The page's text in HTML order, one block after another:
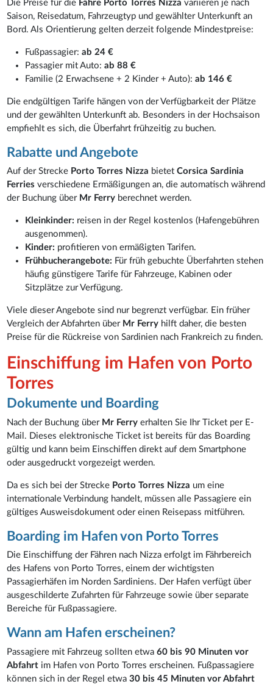
Die Preise für die Fähre Porto Torres Nizza variieren je nach
Saison, Reisedatum, Fahrzeugtyp und gewählter Unterkunft an
Bord. Als Orientierung gelten derzeit folgende Mindestpreise:
Fußpassagier:ab 24 €
Passagier mit Auto:ab 88 €
Familie (2 Erwachsene + 2 Kinder + Auto):ab 146 €
Die endgültigen Tarife hängen von der Verfügbarkeit der Plätze
und der gewählten Unterkunft ab. Besonders in der Hochsaison
empfiehlt es sich, die Überfahrt frühzeitig zu buchen.
Rabatte und Angebote
Auf der Strecke Porto Torres Nizza bietetCorsica Sardinia
Ferries verschiedene Ermäßigungen an, die automatisch während
der Buchung über Mr Ferry berechnet werden.
Kleinkinder: reisen in der Regel kostenlos (Hafengebühren
ausgenommen).
Kinder: profitieren von ermäßigten Tarifen.
Frühbucherangebote: Für früh gebuchte Überfahrten stehen
häufig günstigere Tarife für Fahrzeuge, Kabinen oder
Sitzplätze zur Verfügung.
Viele dieser Angebote sind nur begrenzt verfügbar. Ein früher
Vergleich der Abfahrten über Mr Ferry hilft daher, die besten
Preise für die Rückreise von Sardinien nach Frankreich zu finden.
Einschiffung im Hafen von Porto
Torres
Dokumente und Boarding
Nach der Buchung über Mr Ferry erhalten Sie Ihr Ticket per E-
Mail. Dieses elektronische Ticket ist bereits für das Boarding
gültig und kann beim Einschiffen direkt auf dem Smartphone
oder ausgedruckt vorgezeigt werden.
Da es sich bei der Strecke Porto Torres Nizza um eine
internationale Verbindung handelt, müssen alle Passagiere ein
gültiges Ausweisdokument oder einen Reisepass mitführen.
Boarding im Hafen von Porto Torres
Die Einschiffung der Fähren nach Nizza erfolgt im Fährbereich
des Hafens von Porto Torres, einem der wichtigsten
Passagierhäfen im Norden Sardiniens. Der Hafen verfügt über
ausgeschilderte Zufahrten für Fahrzeuge sowie über separate
Bereiche für Fußpassagiere.
Wann am Hafen erscheinen?
Passagiere mit Fahrzeug sollten etwa60 bis 90 Minuten vor
Abfahrt im Hafen von Porto Torres erscheinen. Fußpassagiere
können sich in der Regel etwa30 bis 45 Minuten vor Abfahrt